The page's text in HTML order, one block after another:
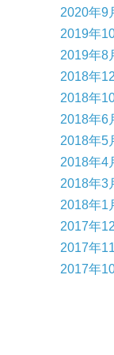
2020年9
2019年
2019年8
2018年
2018年
2018年6
2018年5
2018年4
2018年3
2018年1
2017年
2017年
2017年